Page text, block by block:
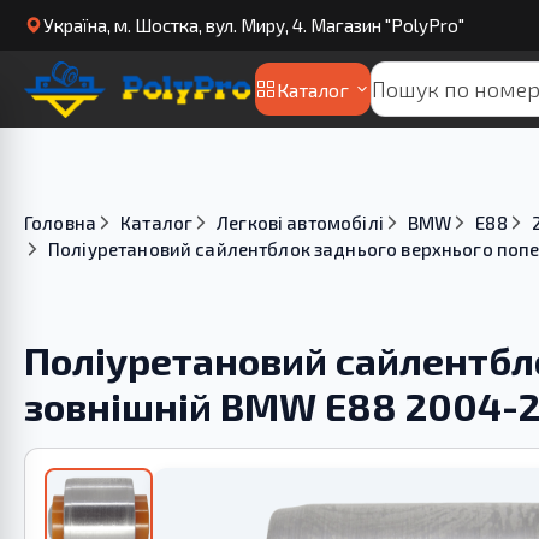
Українa, м. Шостка, вул. Миру, 4. Магазин "PolyPro"
Каталог
Головна Каталог Легкові автомобілі BMW E88
Поліуретановий сайлентблок заднього верхнього
Поліуретановий
зовнішній BMW E88 2004-